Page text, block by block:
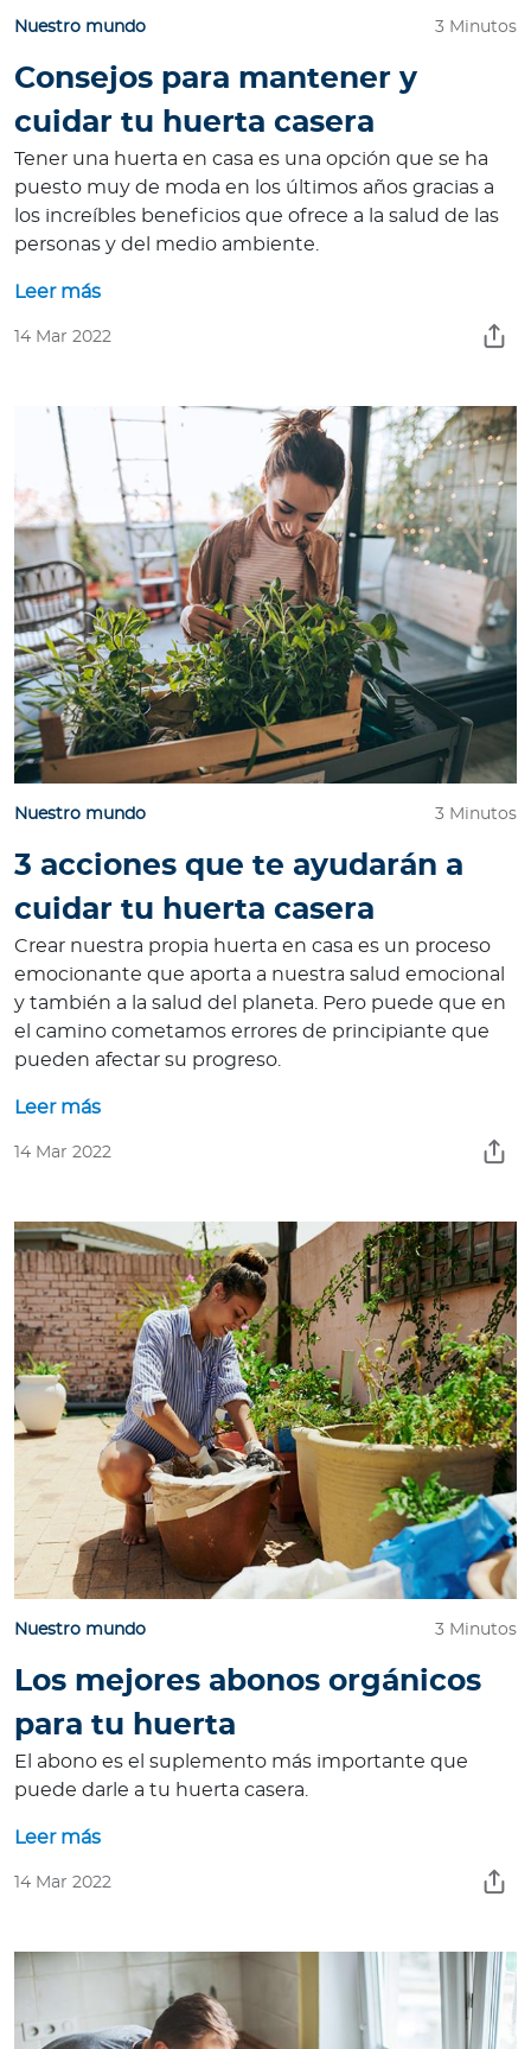
Red de Salud
Contáctanos
Nuestro mundo 3 Minutos
Consejos para mantener y
cuidar tu huerta casera
Tener una huerta en casa es una opción que se ha
puesto muy de moda en los últimos años gracias a
los increíbles beneficios que ofrece a la salud de las
personas y del medio ambiente.
Leer más
14 Mar 2022
Nuestro mundo 3 Minutos
3 acciones que te ayudarán a
cuidar tu huerta casera
Crear nuestra propia huerta en casa es un proceso
emocionante que aporta a nuestra salud emocional
y también a la salud del planeta. Pero puede que en
el camino cometamos errores de principiante que
pueden afectar su progreso.
Leer más
14 Mar 2022
Nuestro mundo 3 Minutos
Los mejores abonos orgánicos
para tu huerta
El abono es el suplemento más importante que
puede darle a tu huerta casera.
Leer más
14 Mar 2022